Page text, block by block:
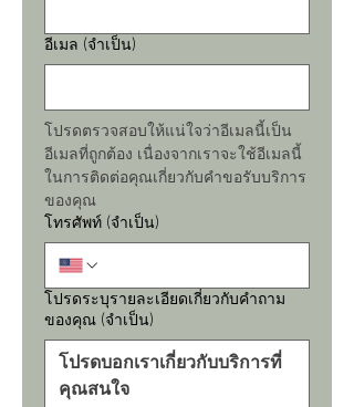
อีเมล (จำเป็น)
โปรดตรวจสอบให้แน่ใจว่าอีเมลนี้เป็น
อีเมลที่ถูกต้อง เนื่องจากเราจะใช้อีเมลนี้
ในการติดต่อคุณเกี่ยวกับคำขอรับบริการ
ของคุณ
โทรศัพท์ (จำเป็น)
โปรดระบุรายละเอียดเกี่ยวกับคำถาม
ของคุณ (จำเป็น)